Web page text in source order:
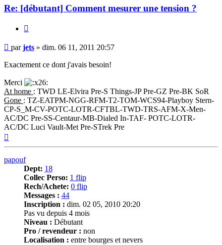
Re: [débutant] Comment mesurer une tension ?
Message
parjets » dim. 06 11, 2011 20:57
Exactement ce dont j'avais besoin!
Merci
At home : TWD LE-Elvira Pre-S Things-JP Pre-GZ Pre-BK SoR
Gone : TZ-EATPM-NGG-RFM-T2-TOM-WCS94-Playboy Stern-
CP-S_M-CV-POTC-LOTR-CFTBL-TWD-TRS-AFM-X-Men-
AC/DC Pre-SS-Centaur-MB-Dialed In-TAF- POTC-LOTR-
AC/DC Luci Vault-Met Pre-STrek Pre
papouf
Dept: 18
Collec Perso: 1 flip
Rech/Achete: 0 flip
Messages : 44
Inscription : dim. 02 05, 2010 20:20
Pas vu depuis 4 mois
Niveau : Débutant
Pro / revendeur : non
Localisation : entre bourges et nevers